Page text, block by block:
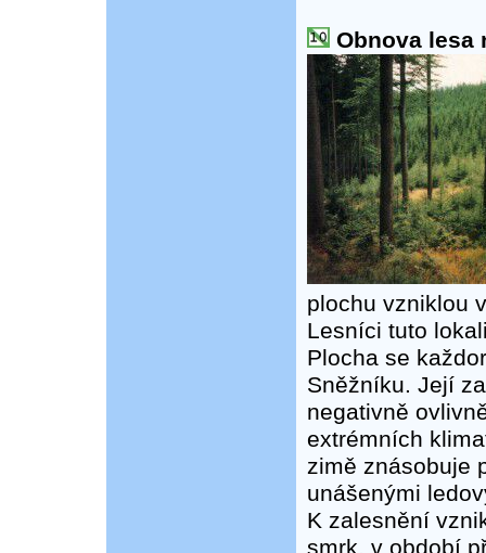
Obnova lesa
plochu vzniklou
Lesníci tuto
Plocha se
Sněžníku. Její
negativně
extrémních
zimě znásobuje
unášenými
K zalesnění
smrk, v období